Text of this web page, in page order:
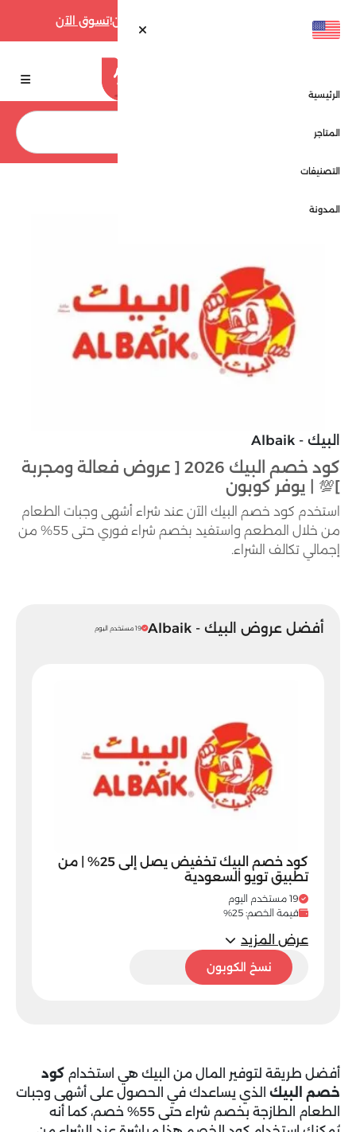
تسوق الآن
الرئيسية
المتاجر
التصنيفات
المدونة
البيك - Albaik
كود خصم البيك 2026 [ عروض فعالة ومجربة
]💯 | يوفر كوبون
استخدم كود خصم البيك الآن عند شراء أشهى وجبات الطعام
من خلال المطعم واستفيد بخصم شراء فوري حتى 55% من
إجمالي تكالف الشراء.
أفضل عروض البيك - Albaik 19 مستخدم اليوم
كود خصم البيك تخفيض يصل إلى 25% | من
تطبيق تويو السعودية
19 مستخدم اليوم
قيمة الخصم: 25%
عرض المزيد
A66نسخ الكوبون
أفضل طريقة لتوفير المال من البيك هي استخدام كود
خصم البيك الذي يساعدك في الحصول على أشهى وجبات
الطعام الطازجة بخصم شراء حتى 55% خصم، كما أنه